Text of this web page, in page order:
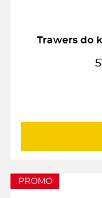
Trawers do
PROMO